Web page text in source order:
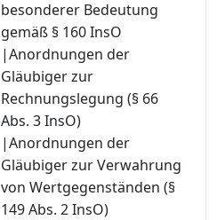
besonderer Bedeutung
gemäß § 160 InsO
|Anordnungen der
Gläubiger zur
Rechnungslegung (§ 66
Abs. 3 InsO)
|Anordnungen der
Gläubiger zur Verwahrung
von Wertgegenständen (§
149 Abs. 2 InsO)